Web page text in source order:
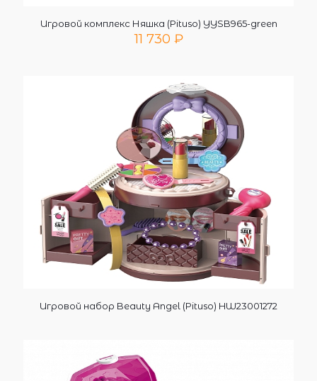
Игровой комплекс Няшка (Pituso) YYSB965-green
11 730 ₽
Игровой набор Beauty Angel (Pituso) HW23001272